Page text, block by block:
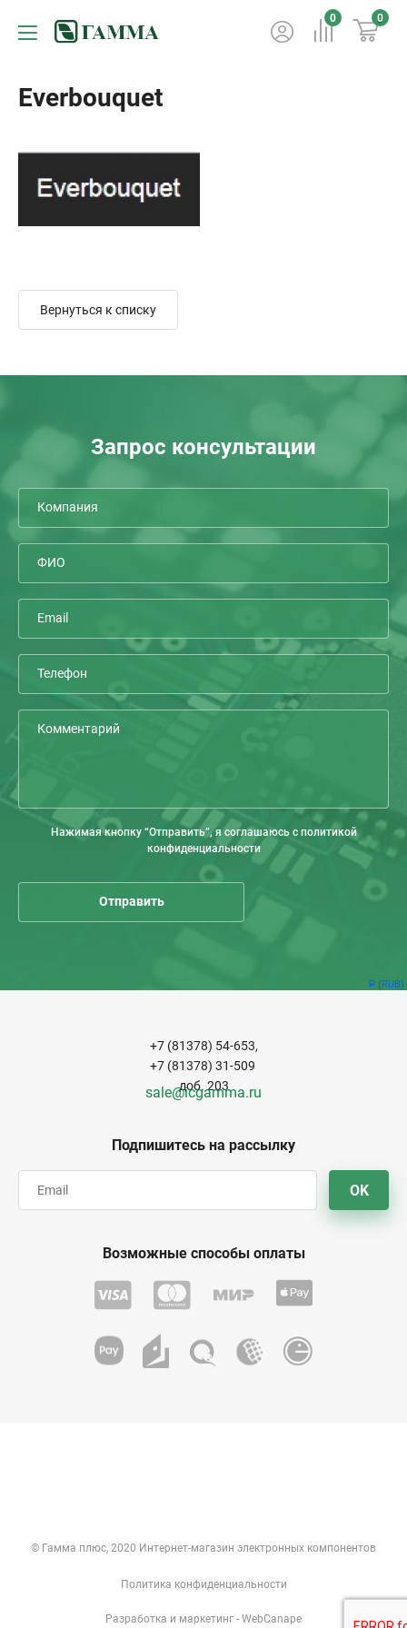
Р (RUB)
0 0
Everbouquet
Вернуться к списку
Запрос консультации
Нажимая кнопку “Отправить”, я соглашаюсь с политикой
конфиденциальности
Подпишитесь на рассылку
OK
+7 (81378) 54-653,
+7 (81378) 31-509
доб. 203
sale@icgamma.ru
Возможные способы оплаты
© Гамма плюс, 2020 Интернет-магазин электронных компонентов
Политика конфиденциальности
Разработка и маркетинг - WebCanape